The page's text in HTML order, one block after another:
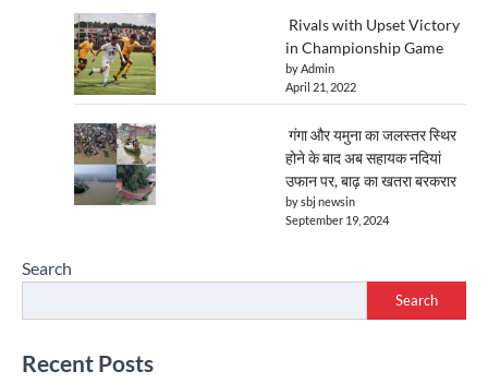
Rivals with Upset Victory
in Championship Game
by Admin
April 21, 2022
गंगा और यमुना का जलस्तर स्थिर
होने के बाद अब सहायक नदियां
उफान पर, बाढ़ का खतरा बरकरार
by sbj newsin
September 19, 2024
Search
Search
Recent Posts